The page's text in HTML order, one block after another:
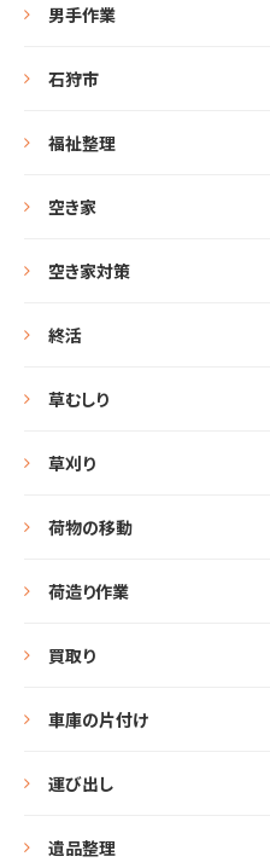
男手作業
石狩市
福祉整理
空き家
空き家対策
終活
草むしり
草刈り
荷物の移動
荷造り作業
買取り
車庫の片付け
運び出し
遺品整理